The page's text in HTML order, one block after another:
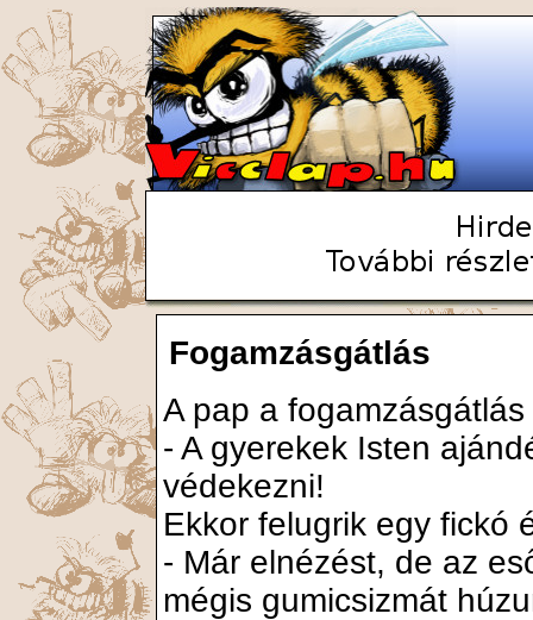
Fogamzásgátlás
A pap a
- A gyerekek Isten
védekezni!
Ekkor felugrik egy fickó
- Már elnézést, de az
mégis gumicsizmát